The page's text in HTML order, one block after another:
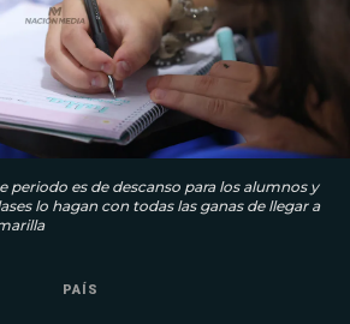
periodo es de descanso para los alumnos y
lo hagan con todas las ganas de llegar a
PAÍS